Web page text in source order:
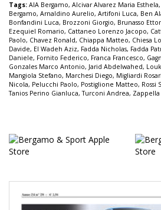
Tags: AIA Bergamo, Alcivar Alvarez Maria Esthela,
Bergamo, Arnaldino Aurelio, Artifoni Luca, Ben
Bonfandini Luca, Brozzoni Giorgio, Brunasso
Ezequiel Romario, Cattaneo Lorenzo Jacopo,
Paolo, Chavez Ronald, Chiappa Matteo, Chiesa
Davide, El Wadeh Aziz, Fadda Nicholas, Fadda
Daniele, Fornito Federico, Franca Francesco,
Gonzales Marco Antonio, Jarid Abdelwahed,
Mangiola Stefano, Marchesi Diego, Migliardi
Nicola, Pelucchi Paolo, Postiglione Matteo, Rossi
Tanios Perino Gianluca,Turconi Andrea,